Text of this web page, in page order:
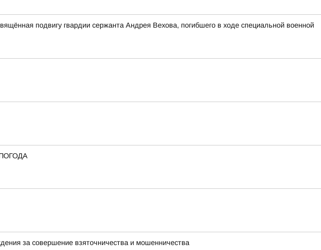
подвигу гвардии сержанта Андрея Вехова, погибшего в ходе специальной военной
за совершение взяточничества и мошенничества